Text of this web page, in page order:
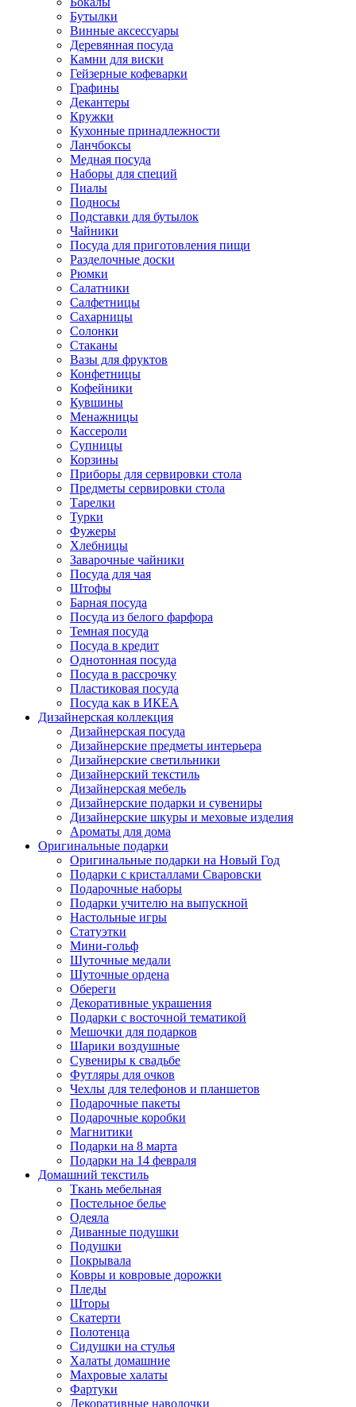
Бутылки
Винные аксессуары
Деревянная посуда
Камни для виски
Гейзерные кофеварки
Графины
Декантеры
Кружки
Кухонные принадлежности
Ланчбоксы
Медная посуда
Наборы для специй
Пиалы
Подносы
Подставки для бутылок
Чайники
Посуда для приготовления пищи
Разделочные доски
Рюмки
Салатники
Салфетницы
Сахарницы
Солонки
Стаканы
Вазы для фруктов
Конфетницы
Кофейники
Кувшины
Менажницы
Кассероли
Супницы
Корзины
Приборы для сервировки стола
Предметы сервировки стола
Тарелки
Турки
Фужеры
Хлебницы
Заварочные чайники
Посуда для чая
Штофы
Барная посуда
Посуда из белого фарфора
Темная посуда
Посуда в кредит
Однотонная посуда
Посуда в рассрочку
Пластиковая посуда
Посуда как в ИКЕА
Дизайнерская коллекция
Дизайнерская посуда
Дизайнерские предметы интерьера
Дизайнерские светильники
Дизайнерский текстиль
Дизайнерская мебель
Дизайнерские подарки и сувениры
Дизайнерские шкуры и меховые изделия
Ароматы для дома
Оригинальные подарки
Оригинальные подарки на Новый Год
Подарки с кристаллами Сваровски
Подарочные наборы
Подарки учителю на выпускной
Настольные игры
Статуэтки
Мини-гольф
Шуточные медали
Шуточные ордена
Обереги
Декоративные украшения
Подарки с восточной тематикой
Мешочки для подарков
Шарики воздушные
Сувениры к свадьбе
Футляры для очков
Чехлы для телефонов и планшетов
Подарочные пакеты
Подарочные коробки
Магнитики
Подарки на 8 марта
Подарки на 14 февраля
Домашний текстиль
Ткань мебельная
Постельное белье
Одеяла
Диванные подушки
Подушки
Покрывала
Ковры и ковровые дорожки
Пледы
Шторы
Скатерти
Полотенца
Сидушки на стулья
Халаты домашние
Махровые халаты
Фартуки
Декоративные наволочки